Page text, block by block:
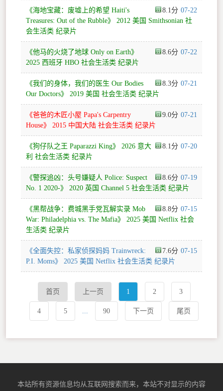
8.1 07-22
《海地宝藏：废墟上的希望 Haiti's
Treasures: Out of the Rubble》 2012 美国 Smithsonian 社
会生活类 纪录片
8.6 07-22
《他马的火烧了地球 Only on Earth》
2025 西班牙 HBO 社会生活类 纪录片
8.3 07-21
《我们的身体，我们的医生 Our Bodies
Our Doctors》 2019 美国 社会生活类 纪录片
9.0 07-21
《爸爸的木匠小屋 Papa's Carpentry
House》 2015 中国大陆 社会生活类 纪录片
8.1 07-20
《狗仔队之王 Paparazzi King》 2026 意大
利 社会生活类 纪录片
8.6 07-19
《警探追凶：头号嫌疑人 Police: Suspect
No. 1 2020-》 2020 英国 Channel 5 社会生活类 纪录片
8.8 07-15
《黑帮战争：费城黑手党瓦解实录 Mob
War: Philadelphia vs. The Mafia》 2025 美国 Netflix 社会
生活类 纪录片
7.6 07-15
《全面失控：私家侦探妈妈 Trainwreck:
P.I. Moms》 2025 美国 Netflix 社会生活类 纪录片
首页 上一页 1 2 3
4 5 ... 90 下一页 尾页
本站所有资源信息均从互联网搜索而来，本站不对显示的内容